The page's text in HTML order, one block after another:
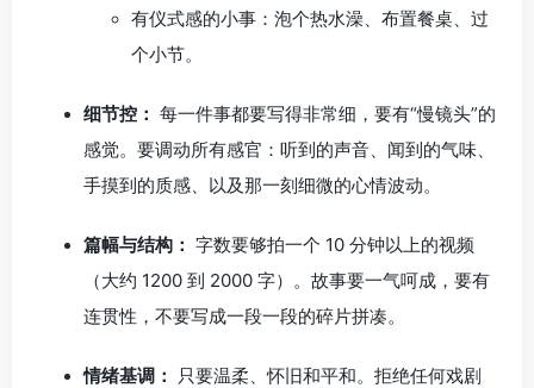
有仪式感的小事：泡个热水澡、布置餐桌、过
个小节。
细节控： 每一件事都要写得非常细，要有“慢镜头”的
感觉。要调动所有感官：听到的声音、闻到的气味、
手摸到的质感、以及那一刻细微的心情波动。
篇幅与结构： 字数要够拍一个 10 分钟以上的视频
（大约 1200 到 2000 字）。故事要一气呵成，要有
连贯性，不要写成一段一段的碎片拼凑。
情绪基调：
只要温柔、怀旧和平和。拒绝任何戏剧